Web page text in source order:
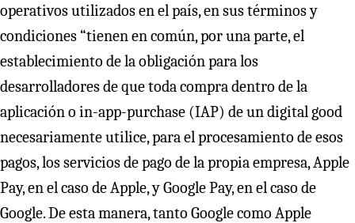
operativos utilizados en el país, en sus términos y
condiciones “tienen en común, por una parte, el
establecimiento de la obligación para los
desarrolladores de que toda compra dentro de la
aplicación o in-app-purchase (IAP) de un digital good
necesariamente utilice, para el procesamiento de esos
pagos, los servicios de pago de la propia empresa, Apple
Pay, en el caso de Apple, y Google Pay, en el caso de
Google. De esta manera, tanto Google como Apple